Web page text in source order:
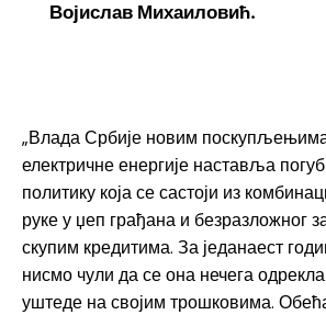
Војислав Михаиловић.
„Влада Србије новим
електричне енергије наставља
политику која се састоји из
руке у џеп грађана и безразложног
скупим кредитима. За једанаест
нисмо чули да се она нечега
уштеде на својим трошковима.